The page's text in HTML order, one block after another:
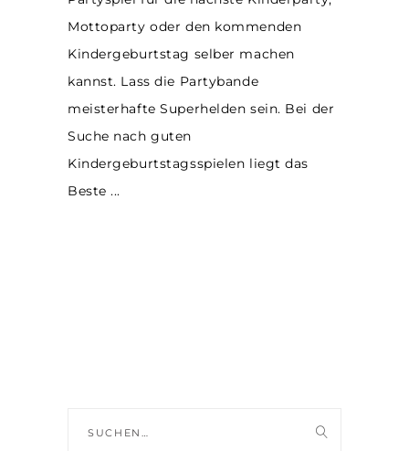
Mottoparty oder den kommenden
Kindergeburtstag selber machen
kannst. Lass die Partybande
meisterhafte Superhelden sein. Bei der
Suche nach guten
Kindergeburtstagsspielen liegt das
Beste
nach: